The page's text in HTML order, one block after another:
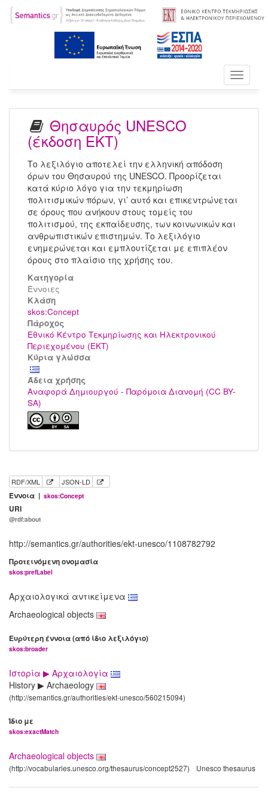
Toggle
Θησαυρός UNESCO
(έκδοση ΕΚΤ)
Το λεξιλόγιο αποτελεί την ελληνική απόδοση
όρων του Θησαυρού της UNESCO. Προορίζεται
κατά κύριο λόγο για την τεκμηρίωση
πολιτισμικών πόρων, γι’ αυτό και επικεντρώνεται
σε όρους που ανήκουν στους τομείς του
πολιτισμού, της εκπαίδευσης, των κοινωνικών και
ανθρωπιστικών επιστημών. Το λεξιλόγιο
ενημερώνεται και εμπλουτίζεται με επιπλέον
όρους στο πλαίσιο της χρήσης του.
Κατηγορία
Έννοιες
Kλάση
skos:Concept
Πάροχος
Εθνικό Κέντρο Τεκμηρίωσης και Ηλεκτρονικού
Περιεχομένου (ΕΚΤ)
Κύρια γλώσσα
Άδεια χρήσης
Αναφορά Δημιουργού - Παρόμοια Διανομή (CC BY-
SA)
RDF/XML JSON-LD
Έννοια | skos:Concept
URI
@rdf:about
http://semantics.gr/authorities/ekt-unesco/1108782792
Προτεινόμενη ονομασία
skos:prefLabel
Αρχαιολογικά αντικείμενα
Archaeological objects
Ευρύτερη έννοια (από ίδιο λεξιλόγιο)
skos:broader
Ιστορία ▶ Αρχαιολογία
History ▶ Archaeology
(http://semantics.gr/authorities/ekt-unesco/560215094)
Ίδιο με
skos:exactMatch
Archaeological objects
(http://vocabularies.unesco.org/thesaurus/concept2527) Unesco thesaurus